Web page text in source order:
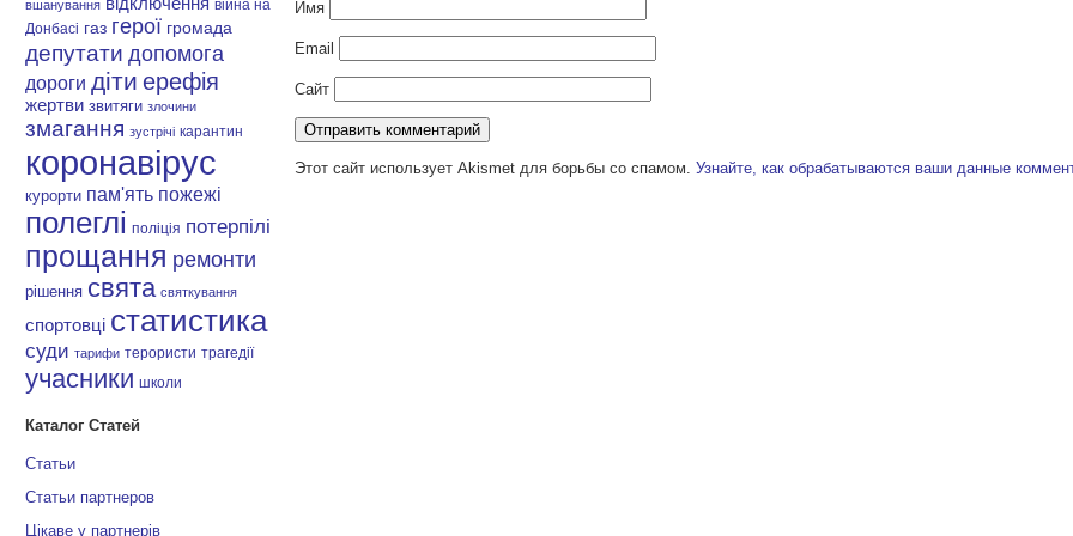
вшанування
війна на
Донбасі газ герої громада
депутати допомога
дороги діти ерефія
жертви звитяги злочини
змагання зустрічі карантин
коронавірус
курорти пам'ять пожежі
полеглі поліція потерпілі
прощання ремонти
рішення свята святкування
спортовці статистика
суди тарифи терористи трагедії
учасники школи
Каталог Статей
Статьи
Статьи партнеров
Цікаве у партнерів
Имя
Email
Сайт
Этот сайт использует Akismet для борьбы со спамом.Узнайте, как обрабатываются ваши данные